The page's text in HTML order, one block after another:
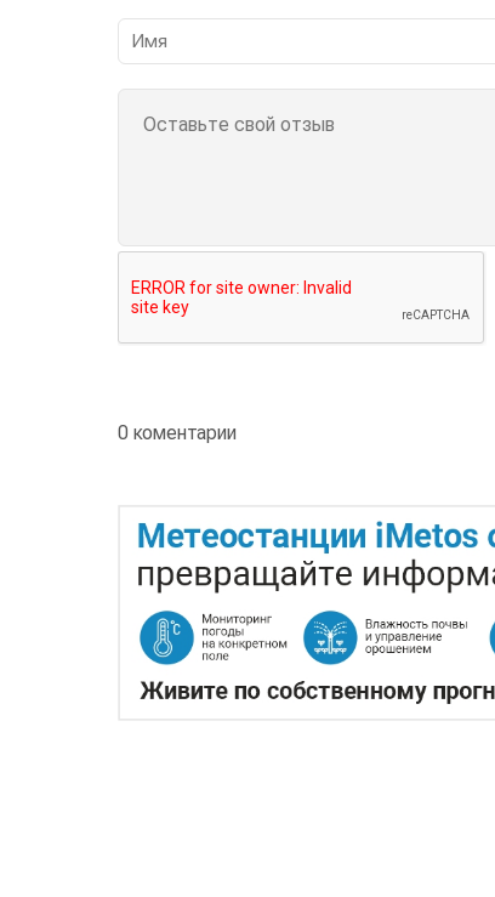
0 коментарии